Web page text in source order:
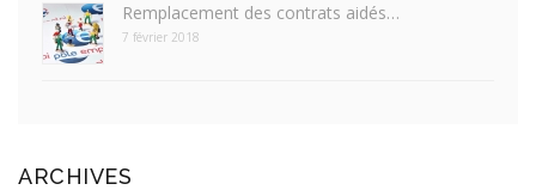
Remplacement des contrats aidés…
7 février 2018
ARCHIVES